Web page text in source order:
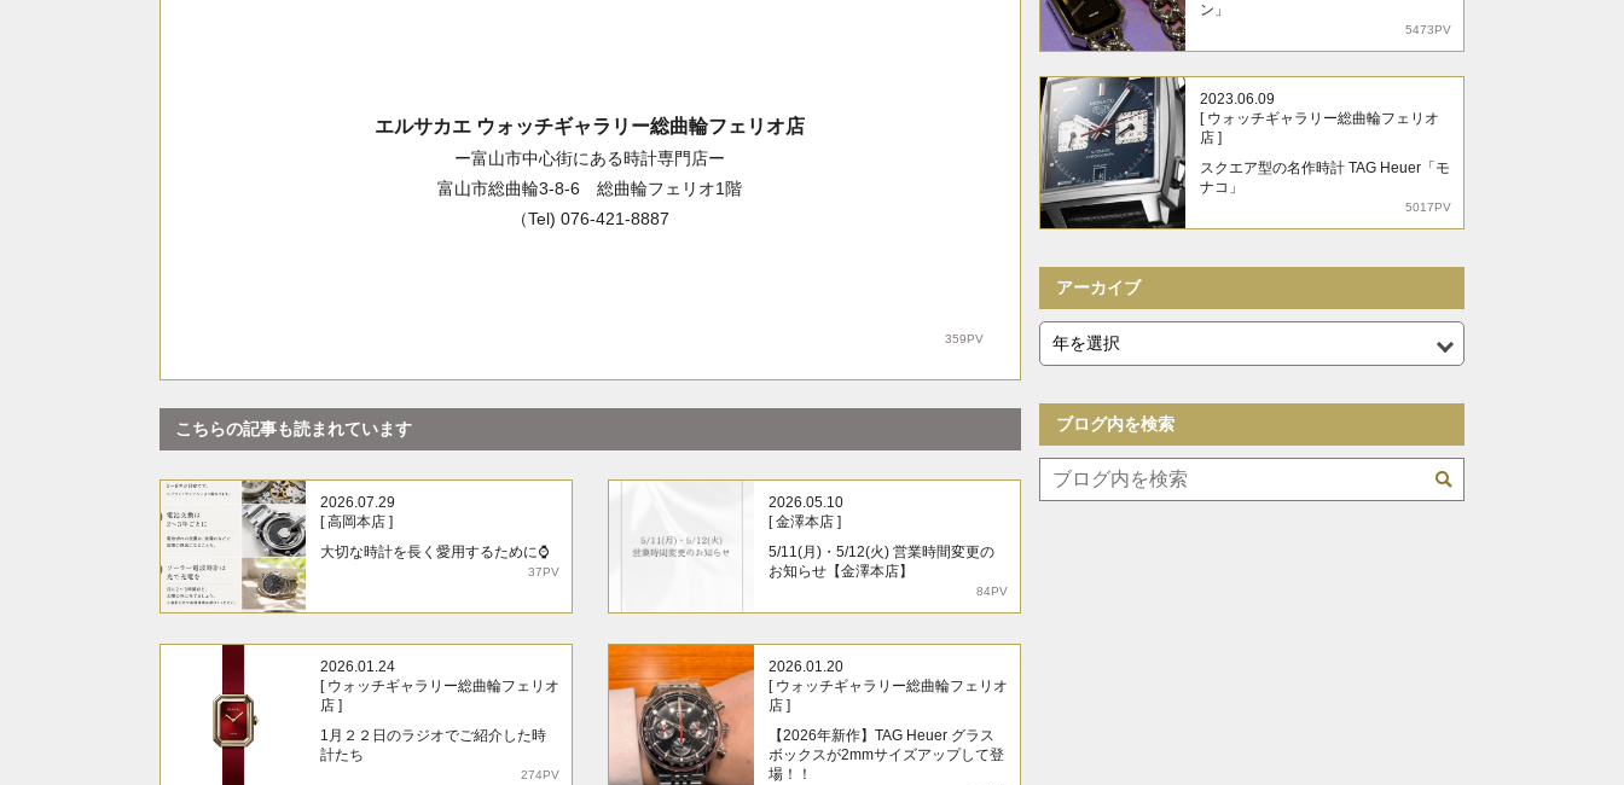
エルサカエ ウォッチギャラリー総曲輪フェリオ店
ー富山市中心街にある時計専門店ー
富山市総曲輪3‐8‐6 総曲輪フェリオ1階
（Tel) 076-421-8887
359PV
こちらの記事も読まれています
2026.07.29
[ 高岡本店 ]
大切な時計を長く愛用するために⌚
37PV
2026.05.10
[ 金澤本店 ]
5/11(月)・5/12(火) 営業時間変更の
お知らせ【金澤本店】
84PV
2026.01.24
[ ウォッチギャラリー総曲輪フェリオ
店 ]
1月２２日のラジオでご紹介した時
計たち
274PV
2026.01.20
[ ウォッチギャラリー総曲輪フェリオ
店 ]
【2026年新作】TAG Heuer グラス
ボックスが2mmサイズアップして登
場！！
ン」
5473PV
2023.06.09
[ ウォッチギャラリー総曲輪フェリオ
店 ]
スクエア型の名作時計 TAG Heuer「モ
ナコ」
5017PV
アーカイブ
ブログ内を検索